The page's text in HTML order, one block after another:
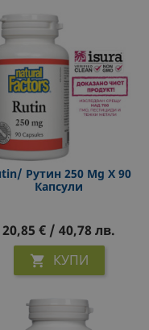
Рутин 250 Mg Х 90
Капсули
20,85 € / 40,78 лв.
 КУПИ